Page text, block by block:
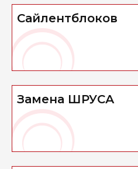
Сайлентблоков
Замена ШРУСА